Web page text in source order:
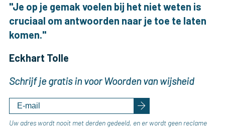
"Je op je gemak voelen bij het niet weten is
cruciaal om antwoorden naar je toe te laten
komen."
Eckhart Tolle
Schrijf je gratis in voor Woorden van wijsheid
Uw adres wordt nooit met derden gedeeld, en er wordt geen reclame